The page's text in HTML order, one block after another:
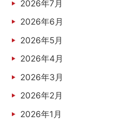
2026年7月
2026年6月
2026年5月
2026年4月
2026年3月
2026年2月
2026年1月